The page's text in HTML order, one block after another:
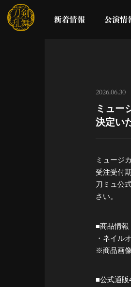
新着情報 公演情
ラ
2026.06.30
ミュー
決定い
ミュージ
受注受付
刀ミュ公
さい。
■商品情報
・ネイル
※商品画
■公式通